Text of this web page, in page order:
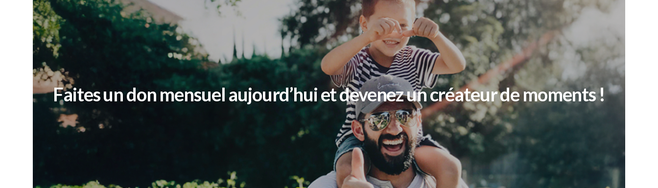
Faites un don mensuel aujourd’hui et devenez un créateur de moments !